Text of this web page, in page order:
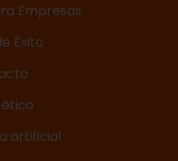
Empresas
Éxito
artificial